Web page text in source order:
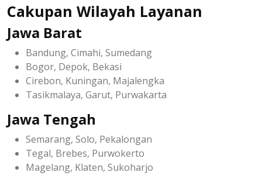
Cakupan Wilayah Layanan
Jawa Barat
Bandung, Cimahi, Sumedang
Bogor, Depok, Bekasi
Cirebon, Kuningan, Majalengka
Tasikmalaya, Garut, Purwakarta
Jawa Tengah
Semarang, Solo, Pekalongan
Tegal, Brebes, Purwokerto
Magelang, Klaten, Sukoharjo